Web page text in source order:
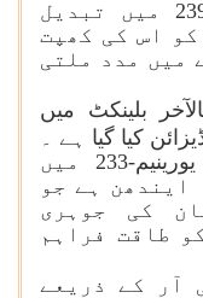
مادے کو بکھرے ہوئے پلوٹونیم-239 میں تبدیل
اس کی کھپت
میں مدد ملتی
بلینکٹ میں
ڈیزائن کیا گیا ہے ۔
تغیر کے ذریعہ تھوریم-232 کو یورینیم-233 میں
ایندھن ہے جو
کی جوہری
طاقت فراہم
آر کے ذریعے